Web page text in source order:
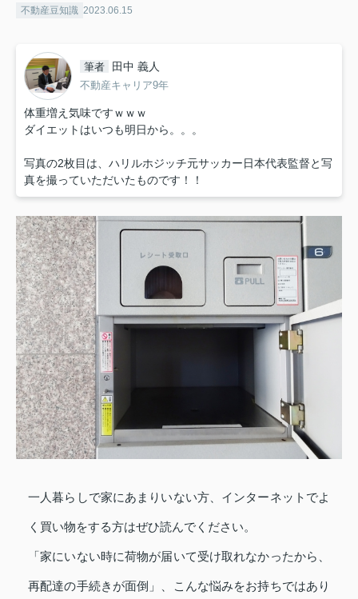
不動産豆知識 2023.06.15
筆者 田中 義人
不動産キャリア9年
体重増え気味ですｗｗｗ
ダイエットはいつも明日から。。。
写真の2枚目は、ハリルホジッチ元サッカー日本代表監督と写
真を撮っていただいたものです！！
一人暮らしで家にあまりいない方、インターネットでよ
く買い物をする方はぜひ読んでください。
「家にいない時に荷物が届いて受け取れなかったから、
再配達の手続きが面倒」、こんな悩みをお持ちではあり